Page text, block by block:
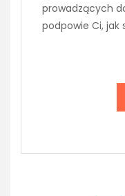
prowadzących
podpowie Ci, jak